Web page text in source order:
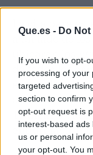
Que.es - Do
If you wish to opt-
processing of your
targeted
section to confirm
opt-out request is
interest-based
us or personal
your opt-out. You
La cita para
a un lado de
ubicarán los
de todos los
en calidad de
cómo
Trancas o vía